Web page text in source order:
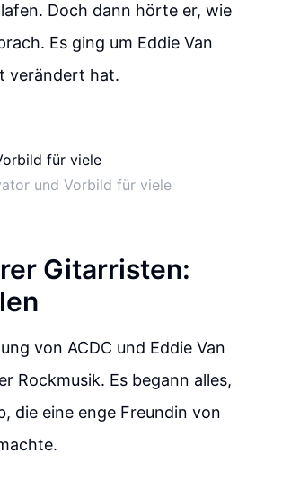
Doch dann hörte er, wie
Es ging um Eddie Van
verändert hat.
und Vorbild für viele
Gitarristen:
von ACDC und Eddie Van
Rockmusik. Es begann alles,
die eine enge Freundin von